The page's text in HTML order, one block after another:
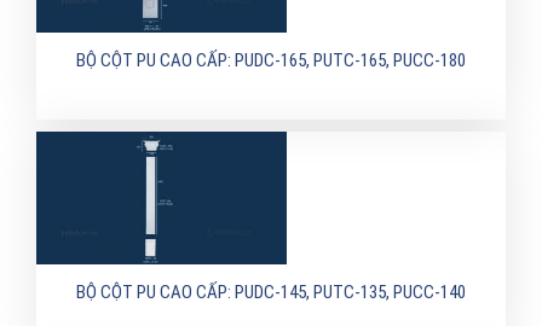
BỘ CỘT PU CAO CẤP: PUDC-165, PUTC-165, PUCC-180
BỘ CỘT PU CAO CẤP: PUDC-145, PUTC-135, PUCC-140